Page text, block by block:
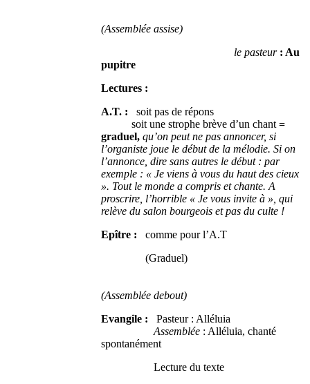
(Assemblée assise)
le pasteur: Au
pupitre
Lectures :
A.T. : soit pas de répons
soit une strophe brève d’un chant=
graduel, qu’on peut ne pas annoncer, si
l’organiste joue le début de la mélodie. Si on
l’annonce, dire sans autres le début : par
exemple : « Je viens à vous du haut des cieux
». Tout le monde a compris et chante. A
proscrire, l’horrible « Je vous invite à », qui
relève du salon bourgeois et pas du culte !
Epître :
comme pour l’A.T
(Graduel)
(Assemblée debout)
Evangile : Pasteur : Alléluia
Assemblée : Alléluia, chanté
spontanément
Lecture du texte